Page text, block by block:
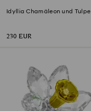
Idyllia Chamäleon und Tulpe
230 EUR